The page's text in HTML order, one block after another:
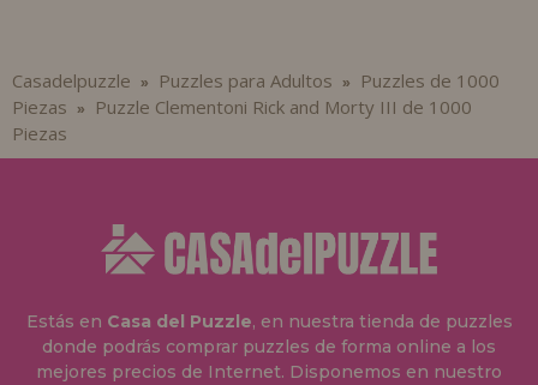
Casadelpuzzle » Puzzles para Adultos »
Puzzles de 1000
Piezas »
Puzzle Clementoni Rick and Morty III de 1000
Piezas
Estás en Casa del Puzzle, en nuestra tienda de puzzles
donde podrás comprar puzzles de forma online a los
mejores precios de Internet. Disponemos en nuestro